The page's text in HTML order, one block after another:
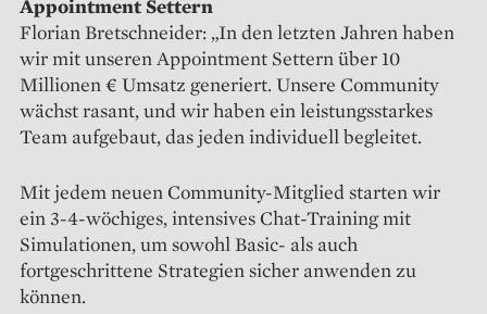
Appointment Settern
Florian Bretschneider: „In den letzten Jahren haben
wir mit unseren Appointment Settern über 10
Millionen € Umsatz generiert. Unsere Community
wächst rasant, und wir haben ein leistungsstarkes
Team aufgebaut, das jeden individuell begleitet.
Mit jedem neuen Community-Mitglied starten wir
ein 3-4-wöchiges, intensives Chat-Training mit
Simulationen, um sowohl Basic- als auch
fortgeschrittene Strategien sicher anwenden zu
können.